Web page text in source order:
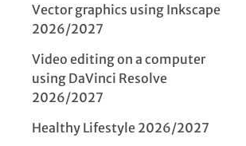
Vector graphics using Inkscape
2026/2027
Video editing on a computer
using DaVinci Resolve
2026/2027
Healthy Lifestyle 2026/2027